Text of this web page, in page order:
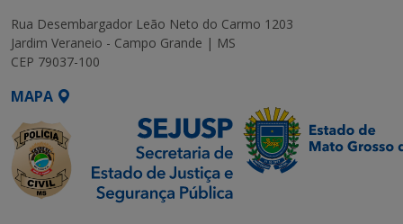
Rua Desembargador Leão Neto do Carmo 1203
Jardim Veraneio - Campo Grande | MS
CEP 79037-100
MAPA